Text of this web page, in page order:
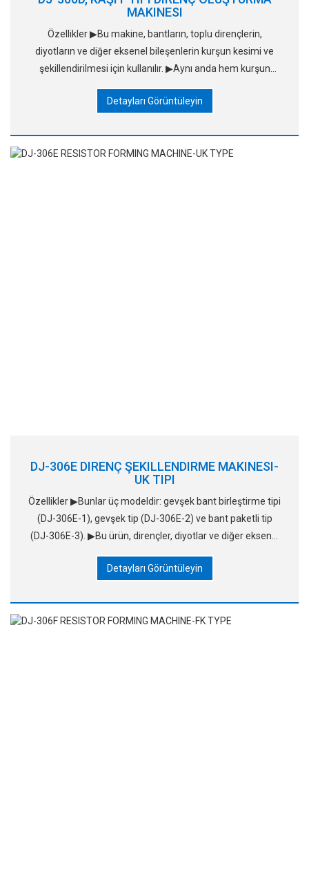
MAKINESI
Özellikler ▶Bu makine, bantların, toplu dirençlerin,
diyotların ve diğer eksenel bileşenlerin kurşun kesimi ve
şekillendirilmesi için kullanılır. ▶Aynı anda hem kurşun
ve uzunluğu
Detayları Görüntüleyin
DJ-306E DIRENÇ ŞEKILLENDIRME MAKINESI-
UK TIPI
Özellikler ▶Bunlar üç modeldir: gevşek bant birleştirme tipi
(DJ-306E-1), gevşek tip (DJ-306E-2) ve bant paketli tip
(DJ-306E-3). ▶Bu ürün, dirençler, diyotlar ve diğer eksenel
Detayları Görüntüleyin